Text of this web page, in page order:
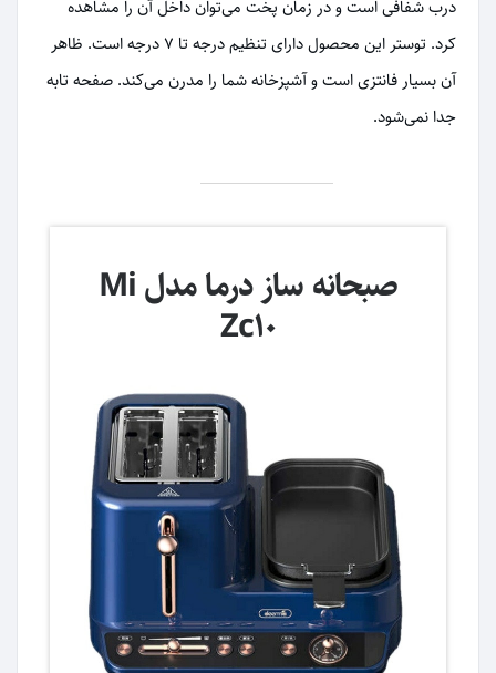
درب شفافی است و در زمان پخت می‌توان داخل آن را مشاهده
کرد. توستر این محصول دارای تنظیم درجه تا 7 درجه است. ظاهر
آن بسیار فانتزی است و آشپزخانه شما را مدرن می‌کند. صفحه تابه
جدا نمی‌شود.
صبحانه ساز درما مدل Mi
Zc10